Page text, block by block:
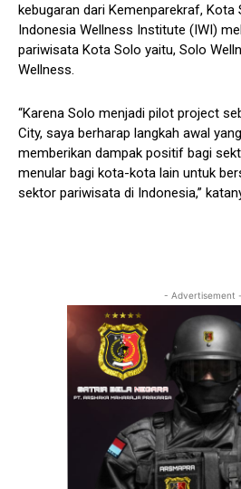
kebugaran dari Kemenparekraf, Kota
Indonesia Wellness Institute (IWI)
pariwisata Kota Solo yaitu, Solo
Wellness.
“Karena Solo menjadi pilot project
City, saya berharap langkah awal
memberikan dampak positif bagi
menular bagi kota-kota lain untuk
sektor pariwisata di Indonesia,”
- Advertisement -